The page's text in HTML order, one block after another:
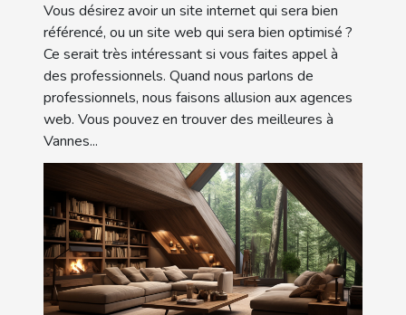
Vous désirez avoir un site internet qui sera bien
référencé, ou un site web qui sera bien optimisé ?
Ce serait très intéressant si vous faites appel à
des professionnels. Quand nous parlons de
professionnels, nous faisons allusion aux agences
web. Vous pouvez en trouver des meilleures à
Vannes...